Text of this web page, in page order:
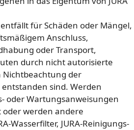
für Schäden oder Mängel,
Anschluss,
oder Transport,
durch nicht autorisierte
Nichtbeachtung der
sind. Werden
oder Wartungsanweisungen
oder werden andere
Wasserfilter, JURA-Reinigungs-